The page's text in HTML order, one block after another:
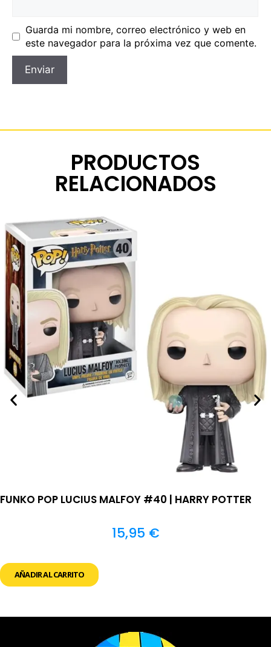
Guarda mi nombre, correo electrónico y web en
este navegador para la próxima vez que comente.
PRODUCTOS
RELACIONADOS
FUNKO POP LUCIUS MALFOY #40 | HARRY POTTER
15,95 €
AÑADIR AL CARRITO